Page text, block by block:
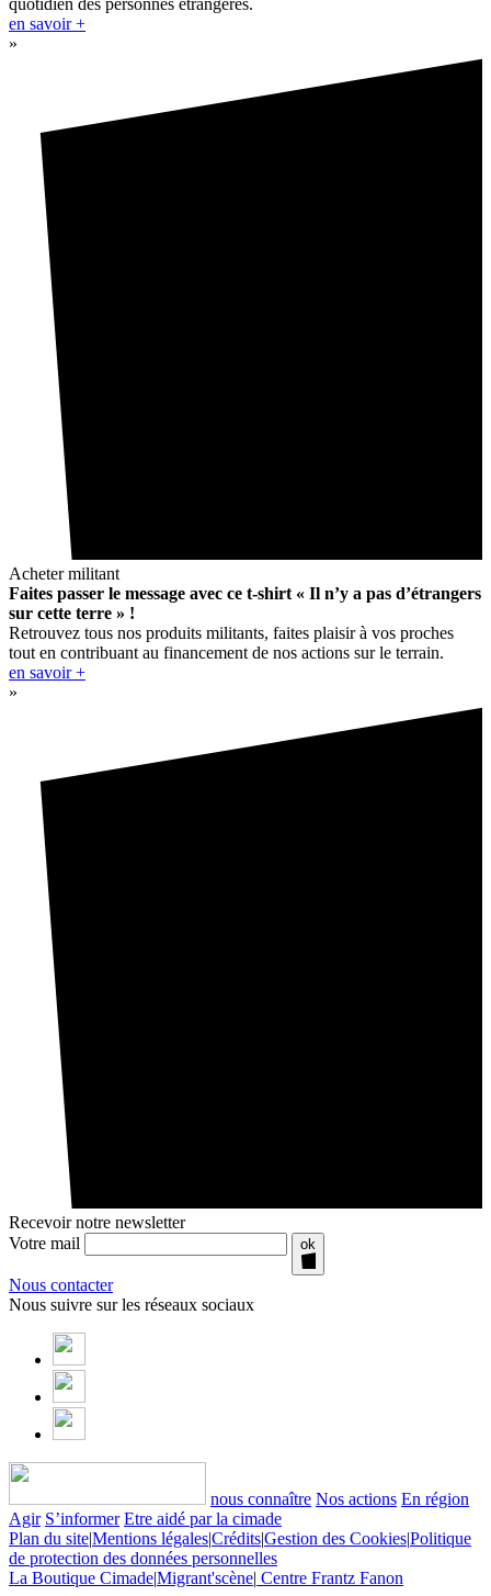
quotidien des personnes étrangères.
en savoir +
»
Acheter militant
Faites passer le message avec ce t-shirt « Il n’y a pas d’étrangers
sur cette terre » !
Retrouvez tous nos produits militants, faites plaisir à vos proches
tout en contribuant au financement de nos actions sur le terrain.
en savoir +
»
Recevoir notre newsletter
Votre mail
ok
Nous contacter
Nous suivre sur les réseaux sociaux
nous connaître Nos actions En région
Agir S’informer Etre aidé par la cimade
Plan du site|Mentions légales|Crédits|Gestion des Cookies|Politique
de protection des données personnelles
La Boutique Cimade|Migrant'scène| Centre Frantz Fanon